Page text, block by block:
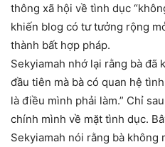
thông xã hội về tình dục
khiến blog có tư tưởng rộng
thành bất hợp pháp.
Sekyiamah nhớ lại rằng bà đã
đầu tiên mà bà có quan hệ
là điều mình phải làm.” Chỉ
chính mình về mặt tình dục.
Sekyiamah nói rằng bà không